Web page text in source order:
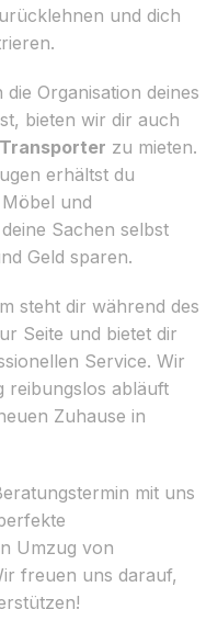
und dich
Organisation deines
bieten wir dir auch
Transporter zu mieten.
erhältst du
und
Sachen selbst
Geld sparen.
steht dir während des
Seite und bietet dir
Service. Wir
reibungslos abläuft
Zuhause in
mit uns
Umzug von
freuen uns darauf,